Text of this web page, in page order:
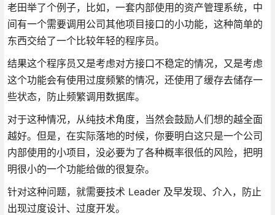
老田举了个例子，比如，一套内部使用的资产管理系统，中
间有一个需要调用公司其他项目接口的小功能，这种简单的
东西交给了一个比较年轻的程序员。
结果这个程序员又是考虑对方接口不稳定的情况，又是考虑
这个功能会有使用过度频繁的情况，还使用了缓存去储存一
些状态，防止频繁调用数据库。
对于这种情况，从纯技术角度，当然会鼓励人们想的越全面
越好。但是，在实际落地的时候，你要明白这只是一个公司
内部使用的小项目，没必要为了各种概率很低的风险，把明
明很小的一个功能给做的很复杂。
针对这种问题，就需要技术 Leader 及早发现、介入，防止
出现过度设计、过度开发。